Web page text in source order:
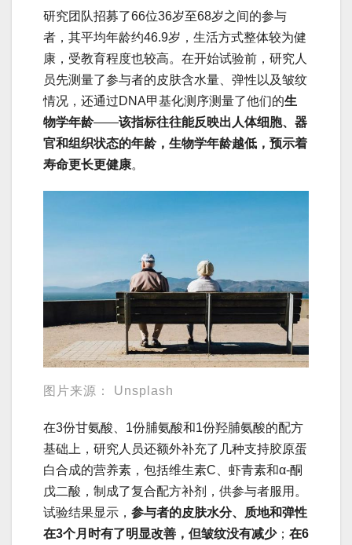
研究团队招募了66位36岁至68岁之间的参与
者，其平均年龄约46.9岁，生活方式整体较为健
康，受教育程度也较高。在开始试验前，研究人
员先测量了参与者的皮肤含水量、弹性以及皱纹
情况，还通过DNA甲基化测序测量了他们的生
物学年龄——该指标往往能反映出人体细胞、器
官和组织状态的年龄，生物学年龄越低，预示着
寿命更长更健康。
图片来源： Unsplash
在3份甘氨酸、1份脯氨酸和1份羟脯氨酸的配方
基础上，研究人员还额外补充了几种支持胶原蛋
白合成的营养素，包括维生素C、虾青素和α-酮
戊二酸，制成了复合配方补剂，供参与者服用。
试验结果显示， 参与者的皮肤水分、质地和弹性
在3个月时有了明显改善，但皱纹没有减少； 在6